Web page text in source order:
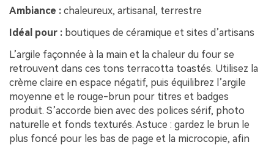
Ambiance : chaleureux, artisanal, terrestre
Idéal pour : boutiques de céramique et sites d’artisans
L’argile façonnée à la main et la chaleur du four se
retrouvent dans ces tons terracotta toastés. Utilisez la
crème claire en espace négatif, puis équilibrez l’argile
moyenne et le rouge-brun pour titres et badges
produit. S’accorde bien avec des polices sérif, photo
naturelle et fonds texturés. Astuce : gardez le brun le
plus foncé pour les bas de page et la microcopie, afin